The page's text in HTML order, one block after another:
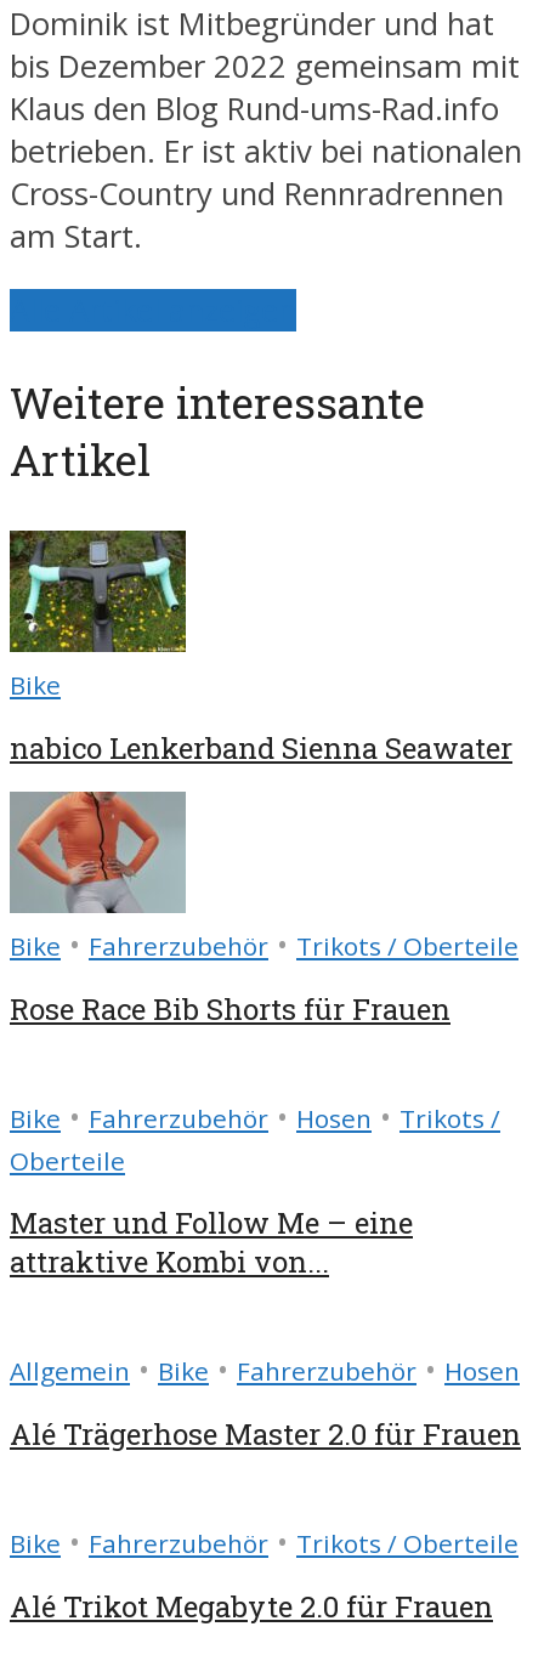
Dominik ist Mitbegründer und hat
bis Dezember 2022 gemeinsam mit
Klaus den Blog Rund-ums-Rad.info
betrieben. Er ist aktiv bei nationalen
Cross-Country und Rennradrennen
am Start.
Weitere interessante
Artikel
Bike
nabico Lenkerband Sienna Seawater
Bike • Fahrerzubehör • Trikots / Oberteile
Rose Race Bib Shorts für Frauen
Bike • Fahrerzubehör • Hosen • Trikots /
Oberteile
Master und Follow Me – eine
attraktive Kombi von...
Allgemein • Bike • Fahrerzubehör • Hosen
Alé Trägerhose Master 2.0 für Frauen
Bike • Fahrerzubehör • Trikots / Oberteile
Alé Trikot Megabyte 2.0 für Frauen